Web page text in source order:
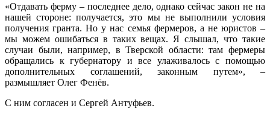
«Отдавать ферму – последнее дело, однако сейчас закон не на
нашей стороне: получается, это мы не выполнили условия
получения гранта. Но у нас семья фермеров, а не юристов –
мы можем ошибаться в таких вещах. Я слышал, что такие
случаи были, например, в Тверской области: там фермеры
обращались к губернатору и все улаживалось с помощью
дополнительных соглашений, законным путем», –
размышляет Олег Фенёв.
С ним согласен и Сергей Антуфьев.